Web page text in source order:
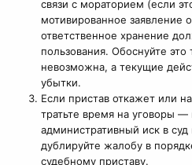
связи с мораторием (если
мотивированное заявление
ответственное хранение
пользования. Обоснуйте это
невозможна, а текущие
убытки.
Если пристав откажет или
тратьте время на уговоры —
административный иск в
дублируйте жалобу в
судебному приставу.